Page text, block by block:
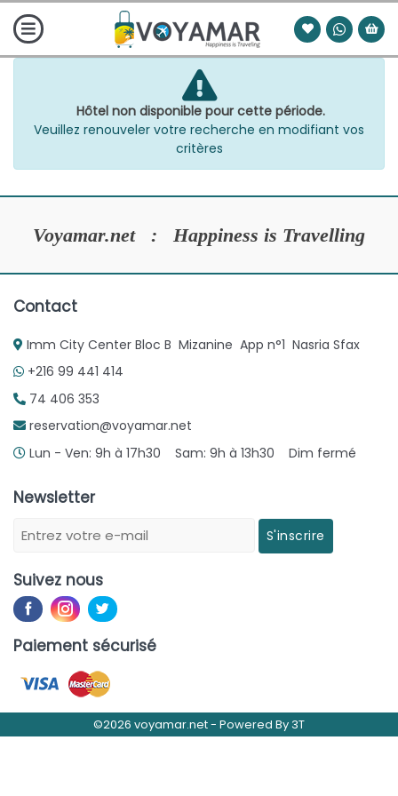
Hôtel non disponible pour cette période.
Veuillez renouveler votre recherche en modifiant vos
critères
Voyamar.net : Happiness is Travelling
Contact
Imm City Center Bloc B Mizanine App n°1 Nasria Sfax
+216 99 441 414
74 406 353
reservation@voyamar.net
Lun - Ven: 9h à 17h30 Sam: 9h à 13h30 Dim fermé
Newsletter
S'inscrire
Suivez nous
Paiement sécurisé
©2026 voyamar.net - Powered By3T